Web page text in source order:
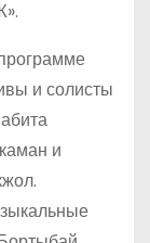
и солисты
и